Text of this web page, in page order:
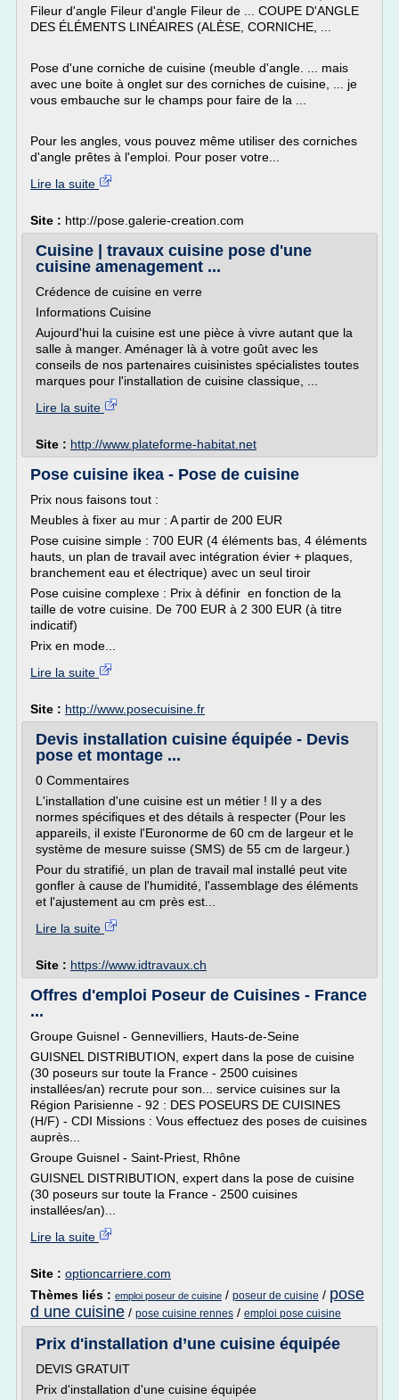
Fileur d'angle Fileur d'angle Fileur de ... COUPE D'ANGLE
DES ÉLÉMENTS LINÉAIRES (ALÈSE, CORNICHE, ...
Pose d'une corniche de cuisine (meuble d'angle. ... mais
avec une boite à onglet sur des corniches de cuisine, ... je
vous embauche sur le champs pour faire de la ...
Pour les angles, vous pouvez même utiliser des corniches
d'angle prêtes à l'emploi. Pour poser votre...
Lire la suite
Site : http://pose.galerie-creation.com
Cuisine | travaux cuisine pose d'une
cuisine amenagement ...
Crédence de cuisine en verre
Informations Cuisine
Aujourd'hui la cuisine est une pièce à vivre autant que la
salle à manger. Aménager là à votre goût avec les
conseils de nos partenaires cuisinistes spécialistes toutes
marques pour l'installation de cuisine classique, ...
Lire la suite
Site : http://www.plateforme-habitat.net
Pose cuisine ikea - Pose de cuisine
Prix nous faisons tout :
Meubles à fixer au mur : A partir de 200 EUR
Pose cuisine simple : 700 EUR (4 éléments bas, 4 éléments
hauts, un plan de travail avec intégration évier + plaques,
branchement eau et électrique) avec un seul tiroir
Pose cuisine complexe : Prix à définir en fonction de la
taille de votre cuisine. De 700 EUR à 2 300 EUR (à titre
indicatif)
Prix en mode...
Lire la suite
Site : http://www.posecuisine.fr
Devis installation cuisine équipée - Devis
pose et montage ...
0 Commentaires
L'installation d'une cuisine est un métier ! Il y a des
normes spécifiques et des détails à respecter (Pour les
appareils, il existe l'Euronorme de 60 cm de largeur et le
système de mesure suisse (SMS) de 55 cm de largeur.)
Pour du stratifié, un plan de travail mal installé peut vite
gonfler à cause de l'humidité, l'assemblage des éléments
et l'ajustement au cm près est...
Lire la suite
Site : https://www.idtravaux.ch
Offres d'emploi Poseur de Cuisines - France
...
Groupe Guisnel - Gennevilliers, Hauts-de-Seine
GUISNEL DISTRIBUTION, expert dans la pose de cuisine
(30 poseurs sur toute la France - 2500 cuisines
installées/an) recrute pour son... service cuisines sur la
Région Parisienne - 92 : DES POSEURS DE CUISINES
(H/F) - CDI Missions : Vous effectuez des poses de cuisines
auprès...
Groupe Guisnel - Saint-Priest, Rhône
GUISNEL DISTRIBUTION, expert dans la pose de cuisine
(30 poseurs sur toute la France - 2500 cuisines
installées/an)...
Lire la suite
Site : optioncarriere.com
Thèmes liés : emploi poseur de cuisine / poseur de cuisine / pose
d une cuisine / pose cuisine rennes / emploi pose cuisine
Prix d'installation d’une cuisine équipée
DEVIS GRATUIT
Prix d'installation d'une cuisine équipée